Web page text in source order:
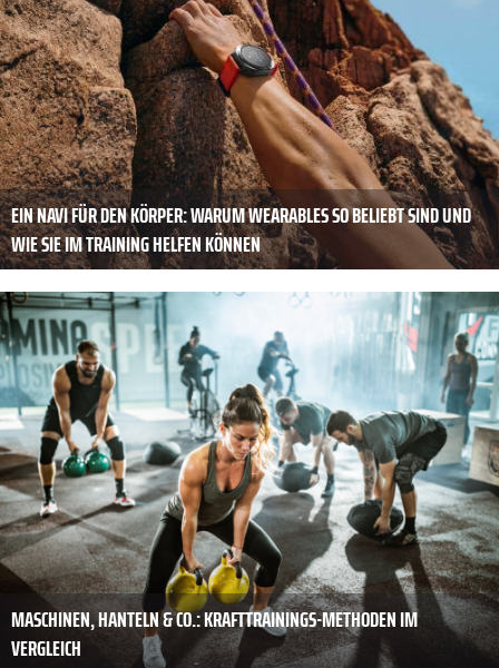
EIN NAVI FÜR DEN KÖRPER: WARUM WEARABLES SO BELIEBT SIND UND
WIE SIE IM TRAINING HELFEN KÖNNEN
MASCHINEN, HANTELN & CO.: KRAFTTRAININGS-METHODEN IM
VERGLEICH